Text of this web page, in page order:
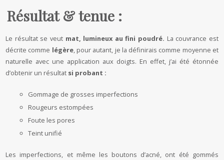
Résultat & tenue :
Le résultat se veut mat, lumineux au fini poudré. La couvrance est
décrite comme légère, pour autant, je la définirais comme moyenne et
naturelle avec une application aux doigts. En effet, j’ai été étonnée
d’obtenir un résultat si probant :
Gommage de grosses imperfections
Rougeurs estompées
Foute les pores
Teint unifié
Les imperfections, et même les boutons d’acné, ont été gommés